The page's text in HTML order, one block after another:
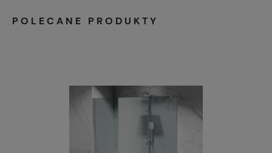
POLECANE PRODUKTY